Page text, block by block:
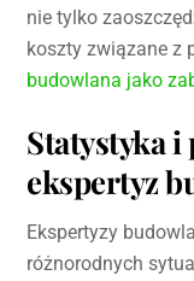
nie tylko
koszty związane z
budowlana jako
Statystyka i
ekspertyz
Ekspertyzy
różnorodnych